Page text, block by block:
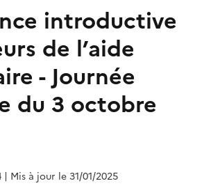
introductive
de l’aide
- Journée
du 3 octobre
| Mis à jour le 31/01/2025